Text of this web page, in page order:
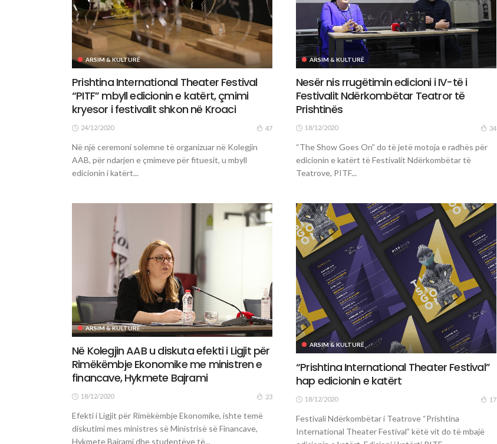
ARSIM & KULTURË
Prishtina International Theater Festival
“PITF” mbyll edicionin e katërt, çmimi
kryesor i festivalit shkon në Kroaci
24/12/2020 47
Në një ceremoni solemne të organizuar në Kolegjin
AAB, për ndarjen e çmimeve për fituesit, u mbyll
edicionin i katërt...
ARSIM & KULTURË
Nesër nis rrugëtimin edicioni i IV-të i
Festivalit Ndërkombëtar Teatror të
Prishtinës
18/12/2020 34
“The Show Goes On” do të jetë motoja e radhës për
edicionin e katërt të Festivalit Ndërkombëtar të
Teatrove, PITF...
ARSIM & KULTURË
Në Kolegjin AAB u diskuta efekti i Ligjit për
Rimëkëmbje Ekonomike me ministren e
financave, Hykmete Bajrami
18/12/2020 23
Efekti i Ligjit për Rimëkëmbje Ekonomike, ishte temë
diskutimi mes ministres së Ministrisë së Financave,
Hykmete Bajrami dhe studentëve të...
ARSIM & KULTURË
“Prishtina International Theater Festival”
hap edicionin e katërt
18/12/2020 17
Festivali Ndërkombëtar i Teatrove “Prishtina
International Theater Festival” këtë vit do të mbajë